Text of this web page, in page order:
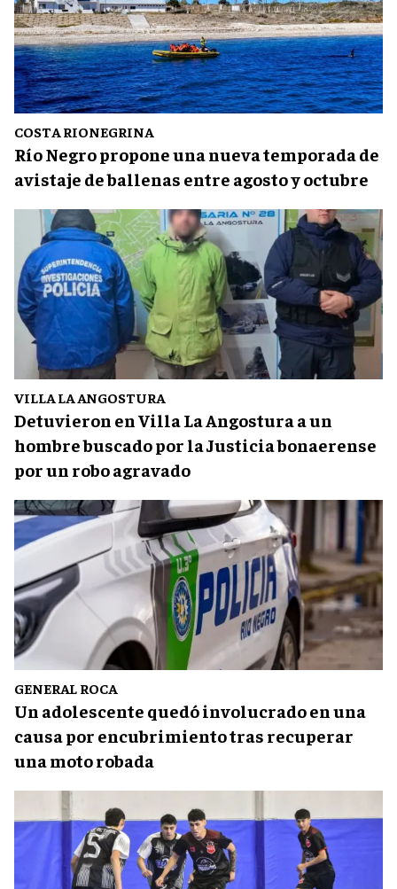
COSTA RIONEGRINA
Río Negro propone una nueva temporada de
avistaje de ballenas entre agosto y octubre
VILLA LA ANGOSTURA
Detuvieron en Villa La Angostura a un
hombre buscado por la Justicia bonaerense
por un robo agravado
GENERAL ROCA
Un adolescente quedó involucrado en una
causa por encubrimiento tras recuperar
una moto robada